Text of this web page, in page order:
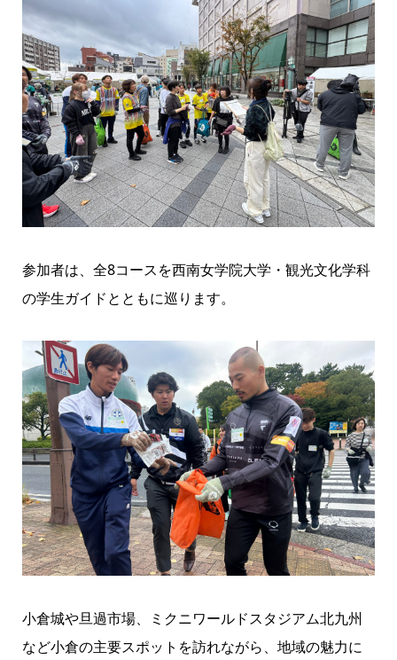
参加者は、全8コースを西南女学院大学・観光文化学科
の学生ガイドとともに巡ります。
小倉城や旦過市場、ミクニワールドスタジアム北九州
など小倉の主要スポットを訪れながら、地域の魅力に